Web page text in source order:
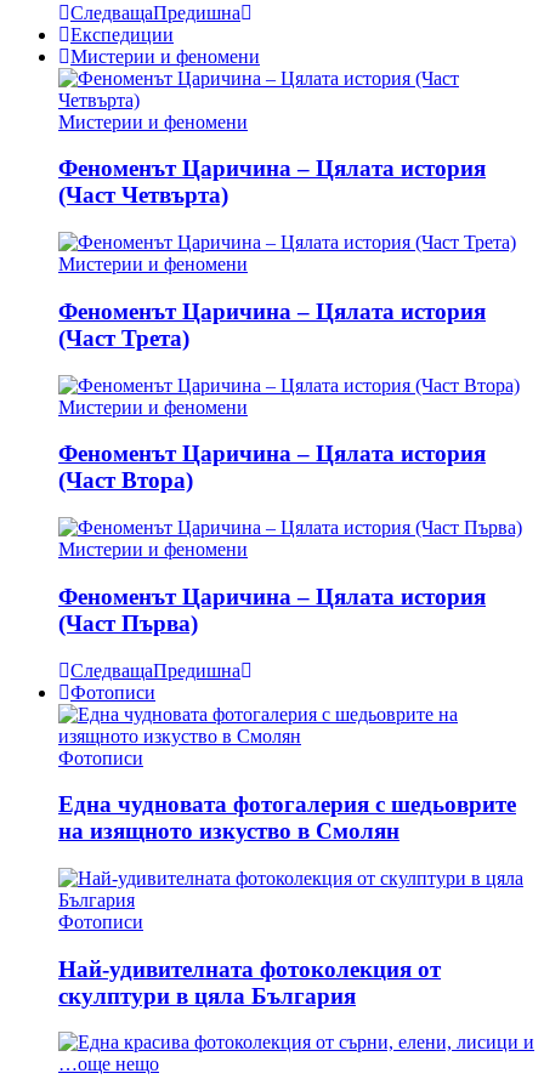
СледващаПредишна
Експедиции
Мистерии и феномени
Мистерии и феномени
Феноменът Царичина – Цялата история
(Част Четвърта)
Мистерии и феномени
Феноменът Царичина – Цялата история
(Част Трета)
Мистерии и феномени
Феноменът Царичина – Цялата история
(Част Втора)
Мистерии и феномени
Феноменът Царичина – Цялата история
(Част Първа)
СледващаПредишна
Фотописи
Фотописи
Една чудновата фотогалерия с шедьоврите
на изящното изкуство в Смолян
Фотописи
Най-удивителната фотоколекция от
скулптури в цяла България